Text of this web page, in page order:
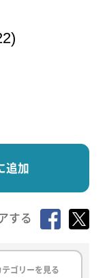
追加
する
テゴリーを見る